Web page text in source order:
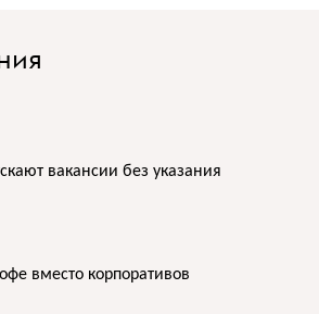
вакансии без указания
вместо корпоративов